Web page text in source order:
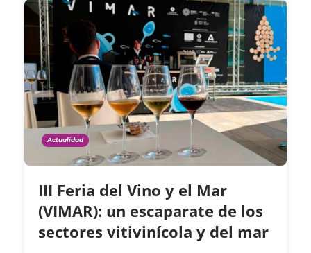
Actualidad
III Feria del Vino y el Mar
(VIMAR): un escaparate de los
sectores vitivinícola y del mar